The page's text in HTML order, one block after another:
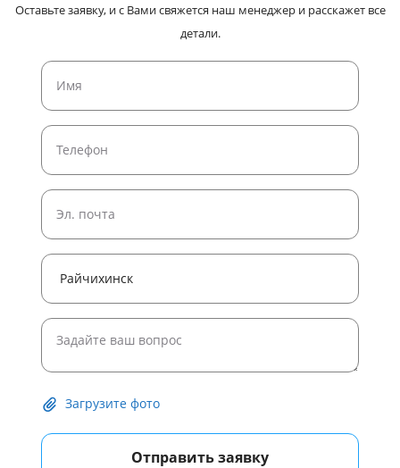
Оставьте заявку, и с Вами свяжется наш менеджер и расскажет все
детали.
Загрузите фото
Отправить заявку